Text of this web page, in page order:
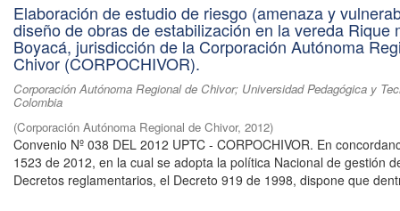
Elaboración de estudio de riesgo (amenaza y
diseño de obras de estabilización en la vereda Rique
Boyacá, jurisdicción de la Corporación Autónoma
Chivor (CORPOCHIVOR).
Corporación Autónoma Regional de Chivor; Universidad Pedagógica y
Colombia
(Corporación Autónoma Regional de Chivor, 2012)
Convenio Nº 038 DEL 2012 UPTC - CORPOCHIVOR. En
1523 de 2012, en la cual se adopta la política Nacional de gestión
Decretos reglamentarios, el Decreto 919 de 1998, dispone que